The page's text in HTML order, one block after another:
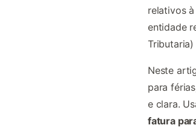
relativos
entidade
Neste
para
e clara.
fatura